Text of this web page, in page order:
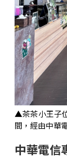
▲茶茶小王子
間，經由中華
中華電信